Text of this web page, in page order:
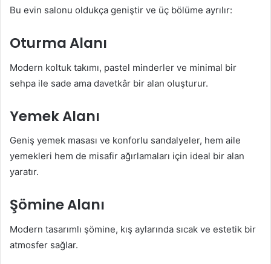
Bu evin salonu oldukça geniştir ve üç bölüme ayrılır:
Oturma Alanı
Modern koltuk takımı, pastel minderler ve minimal bir
sehpa ile sade ama davetkâr bir alan oluşturur.
Yemek Alanı
Geniş yemek masası ve konforlu sandalyeler, hem aile
yemekleri hem de misafir ağırlamaları için ideal bir alan
yaratır.
Şömine Alanı
Modern tasarımlı şömine, kış aylarında sıcak ve estetik bir
atmosfer sağlar.